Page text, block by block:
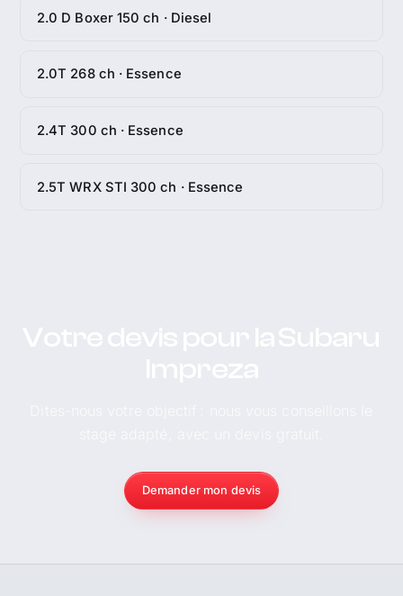
2.0 D Boxer 150 ch · Diesel
2.0T 268 ch · Essence
2.4T 300 ch · Essence
2.5T WRX STI 300 ch · Essence
Demander mon devis